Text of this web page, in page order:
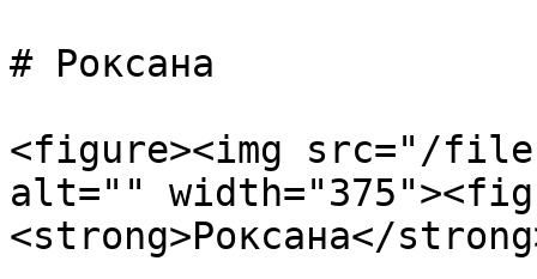
# Роксана
<figure><img src="/files/
alt=""
<strong>Роксана</